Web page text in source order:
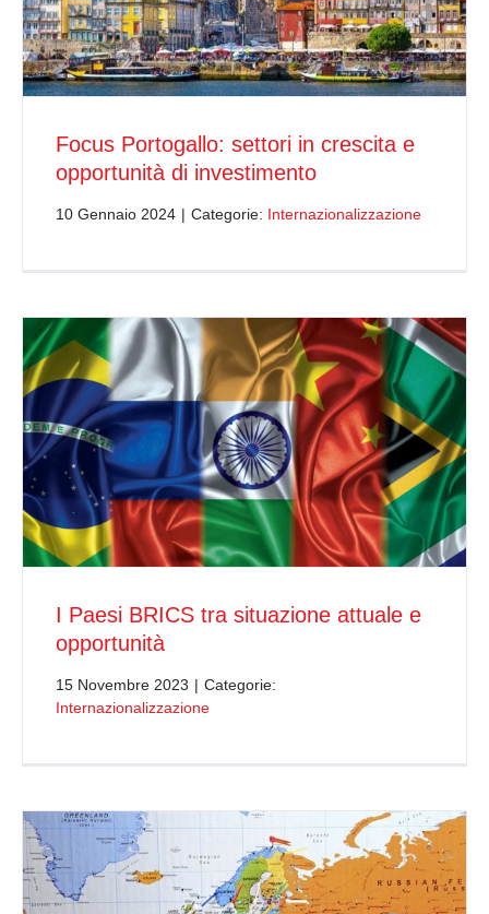
Focus Portogallo: settori in crescita e
opportunità di investimento
10 Gennaio 2024 | Categorie: Internazionalizzazione
I Paesi BRICS tra situazione attuale e
opportunità
15 Novembre 2023 | Categorie:
Internazionalizzazione